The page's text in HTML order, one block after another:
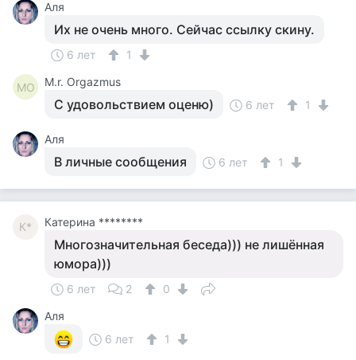
Аля
Их не очень много. Сейчас ссылку скину.
6 лет 1
MO M.r. Orgazmus
С удовольствием оценю) 6 лет 1
Аля
В личные сообщения 6 лет 1
К* Катерина ********
Многозначительная беседа))) не лишённая
юмора)))
6 лет 2
0
Аля
6 лет
1